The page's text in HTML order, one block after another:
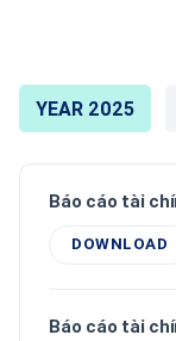
YEAR 2025
Báo cáo tài
DOWNLOAD
Báo cáo tài